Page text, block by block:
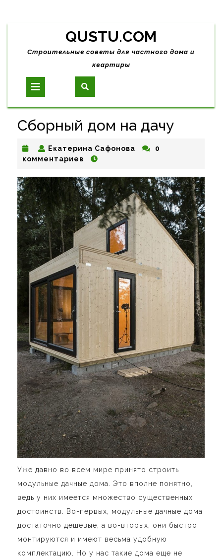
Skip
content
QUSTU.COM
Строительные советы для частного дома и
квартиры
Open
Button
Сборный дом на дачу
Екатерина Сафонова Екатерина
0
комментариев
Уже давно во всем мире принято строить
модульные дачные дома. Это вполне понятно,
ведь у них имеется множество существенных
достоинств. Во-первых, модульные дачные дома
достаточно дешевые, а во-вторых, они быстро
монтируются и имеют весьма удобную
комплектацию. Но у нас такие дома еще не